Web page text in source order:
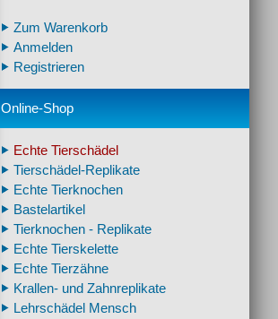
Zum Warenkorb
Anmelden
Registrieren
Online-Shop
Echte Tierschädel
Tierschädel-Replikate
Echte Tierknochen
Bastelartikel
Tierknochen - Replikate
Echte Tierskelette
Echte Tierzähne
Krallen- und Zahnreplikate
Lehrschädel Mensch